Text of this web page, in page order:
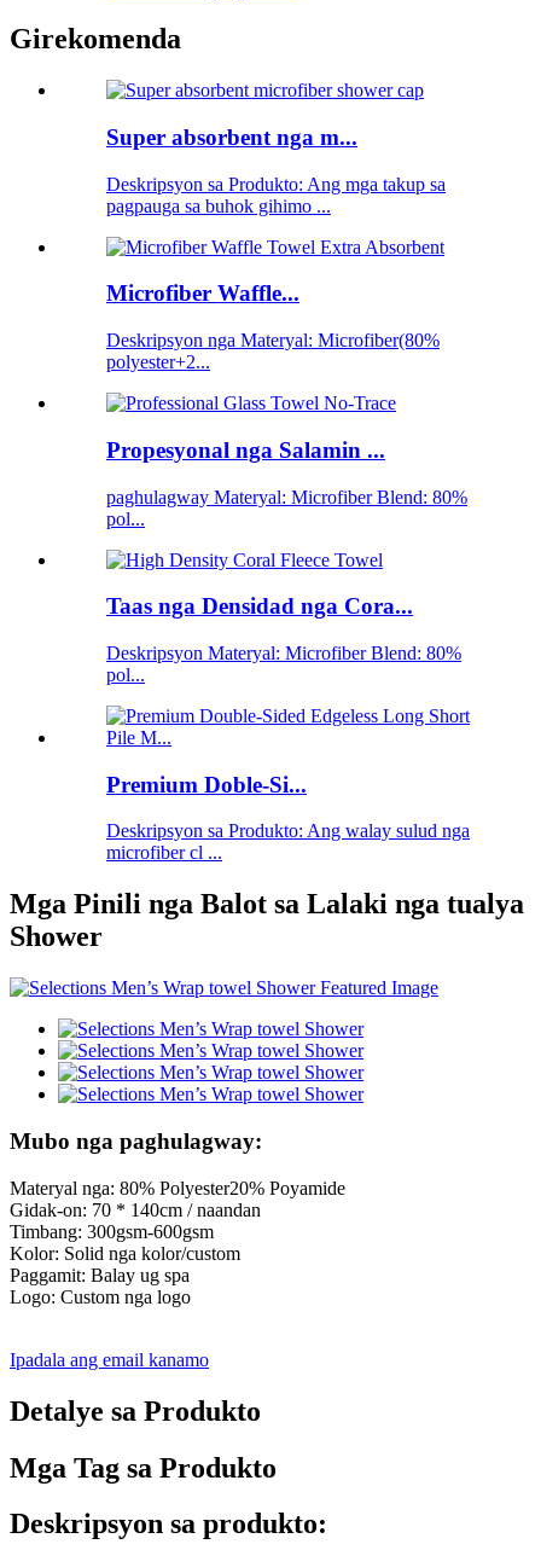
Girekomenda
Super absorbent nga m...
Deskripsyon sa Produkto: Ang mga takup sa
pagpauga sa buhok gihimo ...
Microfiber Waffle...
Deskripsyon nga Materyal: Microfiber(80%
polyester+2...
Propesyonal nga Salamin ...
paghulagway Materyal: Microfiber Blend: 80%
pol...
Taas nga Densidad nga Cora...
Deskripsyon Materyal: Microfiber Blend: 80%
pol...
Premium Doble-Si...
Deskripsyon sa Produkto: Ang walay sulud nga
microfiber cl ...
Mga Pinili nga Balot sa Lalaki nga tualya
Shower
Mubo nga paghulagway:
Materyal nga: 80% Polyester20% Poyamide
Gidak-on: 70 * 140cm / naandan
Timbang: 300gsm-600gsm
Kolor: Solid nga kolor/custom
Paggamit: Balay ug spa
Logo: Custom nga logo
Ipadala ang email kanamo
Detalye sa Produkto
Mga Tag sa Produkto
Deskripsyon sa produkto: